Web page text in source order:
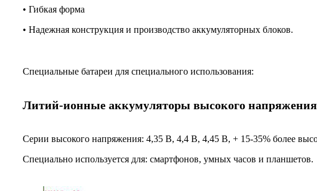
• Гибкая форма
• Надежная конструкция и производство аккумуляторных блоков.
Специальные батареи для специального использования:
Литий-ионные аккумуляторы высокого напряжения
Серии высокого напряжения: 4,35 В, 4,4 В, 4,45 В, + 15-35% более
Специально используется для: смартфонов, умных часов и планшетов.